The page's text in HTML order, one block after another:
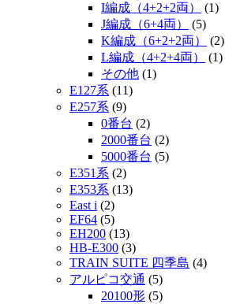
I編成（4+2+2両）
(1)
J編成（6+4両）
(5)
K編成（6+2+2両）
(2)
L編成（4+2+4両）
(1)
その他 (1)
E127系 (11)
E257系 (9)
0番台 (2)
2000番台 (2)
5000番台 (5)
E351系 (2)
E353系 (13)
East i (2)
EF64 (5)
EH200 (13)
HB-E300 (3)
TRAIN SUITE 四季島 (4)
アルピコ交通 (5)
20100形 (5)